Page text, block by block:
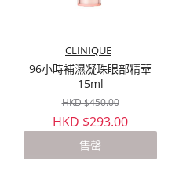
CLINIQUE
96小時補濕凝珠眼部精華
15ml
HKD $450.00
HKD $293.00
售罄